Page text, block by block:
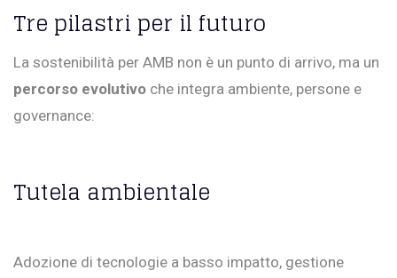
Tre pilastri per il futuro
La sostenibilità per AMB non è un punto di arrivo, ma un
percorso evolutivo che integra ambiente, persone e
governance:
Tutela ambientale
Adozione di tecnologie a basso impatto, gestione